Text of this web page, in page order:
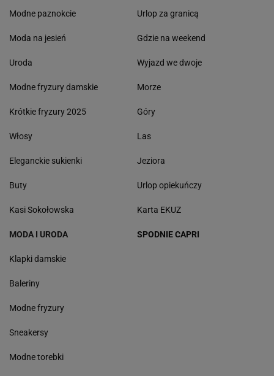
Modne paznokcie
Moda na jesień
Uroda
Modne fryzury damskie
Krótkie fryzury 2025
Włosy
Eleganckie sukienki
Buty
Kasi Sokołowska
Urlop za granicą
Gdzie na weekend
Wyjazd we dwoje
Morze
Góry
Las
Jeziora
Urlop opiekuńczy
Karta EKUZ
MODA I URODA
Klapki damskie
Baleriny
Modne fryzury
Sneakersy
Modne torebki
SPODNIE CAPRI